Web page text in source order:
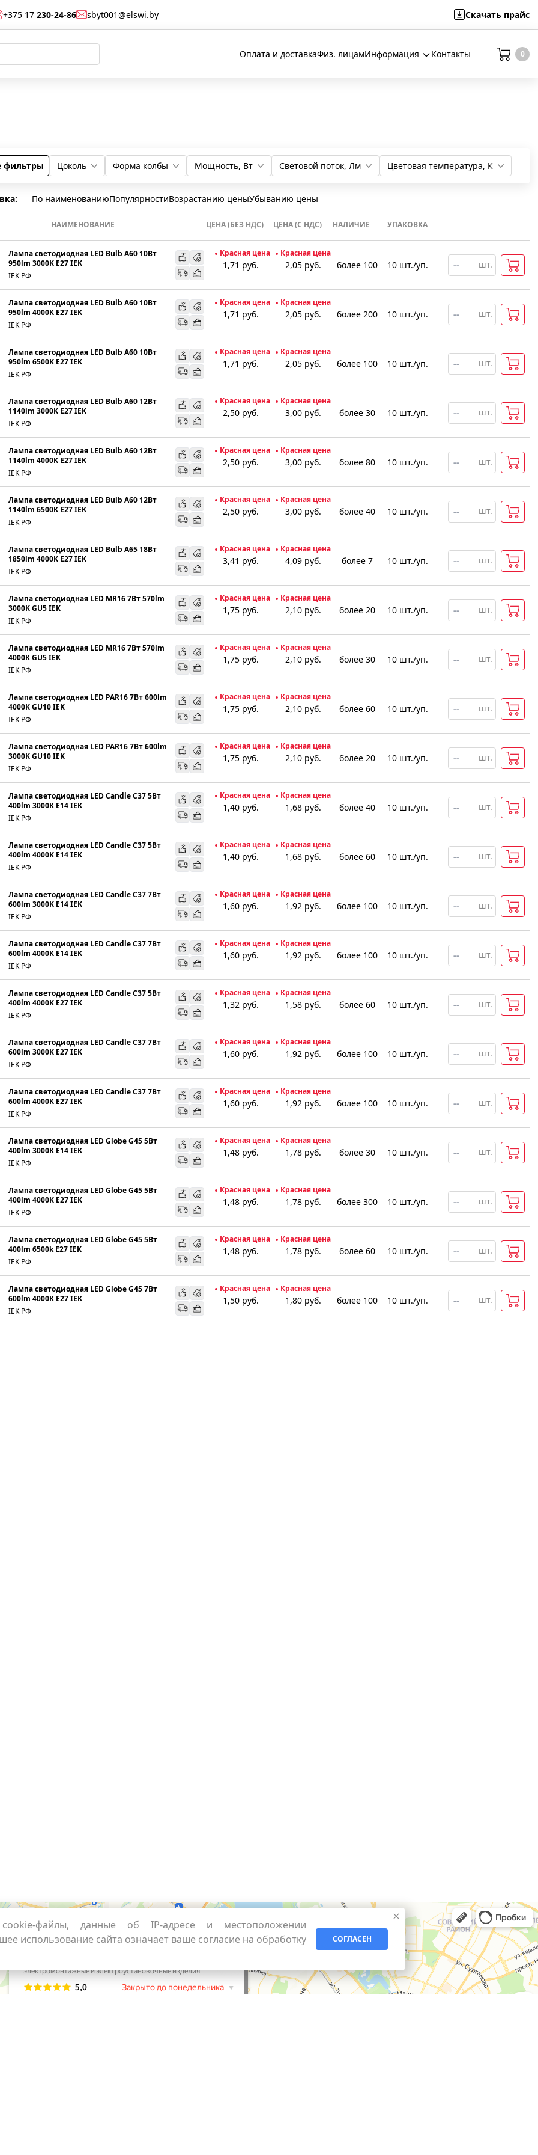
+375 17 230-24-86 sbyt001@elswi.by Скачать прайс
Оплата и доставкаФиз. лицамИнформация Контакты 0
файлы, данные об IP-адресе и местоположении
использование сайта означает ваше согласие на обработку
СОГЛАСЕН
фильтры
Цоколь
Форма колбы
Мощность, Вт
Световой поток, Лм
Цветовая температура, К
По наименованиюПопулярностиВозрастанию ценыУбыванию цены
НАИМЕНОВАНИЕ ЦЕНА (БЕЗ НДС) ЦЕНА (С НДС) НАЛИЧИЕ УПАКОВКА
Лампа светодиодная LED Bulb A60 10Вт
950lm 3000K E27 IEK
IEK РФ
1,71 руб.
Красная цена
2,05 руб.
Красная цена
более 100 10 шт./уп. шт.
Лампа светодиодная LED Bulb A60 10Вт
950lm 4000K E27 IEK
IEK РФ
1,71 руб.
Красная цена
2,05 руб.
Красная цена
более 200 10 шт./уп. шт.
Лампа светодиодная LED Bulb A60 10Вт
950lm 6500K E27 IEK
IEK РФ
1,71 руб.
Красная цена
2,05 руб.
Красная цена
более 100 10 шт./уп. шт.
Лампа светодиодная LED Bulb A60 12Вт
1140lm 3000K E27 IEK
IEK РФ
2,50 руб.
Красная цена
3,00 руб.
Красная цена
более 30 10 шт./уп. шт.
Лампа светодиодная LED Bulb A60 12Вт
1140lm 4000K E27 IEK
IEK РФ
2,50 руб.
Красная цена
3,00 руб.
Красная цена
более 80 10 шт./уп. шт.
Лампа светодиодная LED Bulb A60 12Вт
1140lm 6500K E27 IEK
IEK РФ
2,50 руб.
Красная цена
3,00 руб.
Красная цена
более 40 10 шт./уп. шт.
Лампа светодиодная LED Bulb A65 18Вт
1850lm 4000K E27 IEK
IEK РФ
3,41 руб.
Красная цена
4,09 руб.
Красная цена
более 7 10 шт./уп. шт.
Лампа светодиодная LED MR16 7Вт 570lm
3000K GU5 IEK
IEK РФ
1,75 руб.
Красная цена
2,10 руб.
Красная цена
более 20 10 шт./уп. шт.
Лампа светодиодная LED MR16 7Вт 570lm
4000K GU5 IEK
IEK РФ
1,75 руб.
Красная цена
2,10 руб.
Красная цена
более 30 10 шт./уп. шт.
Лампа светодиодная LED PAR16 7Вт 600lm
4000K GU10 IEK
IEK РФ
1,75 руб.
Красная цена
2,10 руб.
Красная цена
более 60 10 шт./уп. шт.
Лампа светодиодная LED PAR16 7Вт 600lm
3000K GU10 IEK
IEK РФ
1,75 руб.
Красная цена
2,10 руб.
Красная цена
более 20 10 шт./уп. шт.
Лампа светодиодная LED Candle C37 5Вт
400lm 3000K E14 IEK
IEK РФ
1,40 руб.
Красная цена
1,68 руб.
Красная цена
более 40 10 шт./уп. шт.
Лампа светодиодная LED Candle C37 5Вт
400lm 4000K E14 IEK
IEK РФ
1,40 руб.
Красная цена
1,68 руб.
Красная цена
более 60 10 шт./уп. шт.
Лампа светодиодная LED Candle C37 7Вт
600lm 3000K E14 IEK
IEK РФ
1,60 руб.
Красная цена
1,92 руб.
Красная цена
более 100 10 шт./уп. шт.
Лампа светодиодная LED Candle C37 7Вт
600lm 4000K E14 IEK
IEK РФ
1,60 руб.
Красная цена
1,92 руб.
Красная цена
более 100 10 шт./уп. шт.
Лампа светодиодная LED Candle C37 5Вт
400lm 4000K E27 IEK
IEK РФ
1,32 руб.
Красная цена
1,58 руб.
Красная цена
более 60 10 шт./уп. шт.
Лампа светодиодная LED Candle C37 7Вт
600lm 3000K E27 IEK
IEK РФ
1,60 руб.
Красная цена
1,92 руб.
Красная цена
более 100 10 шт./уп. шт.
Лампа светодиодная LED Candle C37 7Вт
600lm 4000K E27 IEK
IEK РФ
1,60 руб.
Красная цена
1,92 руб.
Красная цена
более 100 10 шт./уп. шт.
Лампа светодиодная LED Globe G45 5Вт
400lm 3000K E14 IEK
IEK РФ
1,48 руб.
Красная цена
1,78 руб.
Красная цена
более 30 10 шт./уп. шт.
Лампа светодиодная LED Globe G45 5Вт
400lm 4000K E27 IEK
IEK РФ
1,48 руб.
Красная цена
1,78 руб.
Красная цена
более 300 10 шт./уп. шт.
Лампа светодиодная LED Globe G45 5Вт
400lm 6500k E27 IEK
IEK РФ
1,48 руб.
Красная цена
1,78 руб.
Красная цена
более 60 10 шт./уп. шт.
Лампа светодиодная LED Globe G45 7Вт
600lm 4000K E27 IEK
IEK РФ
1,50 руб.
Красная цена
1,80 руб.
Красная цена
более 100 10 шт./уп. шт.